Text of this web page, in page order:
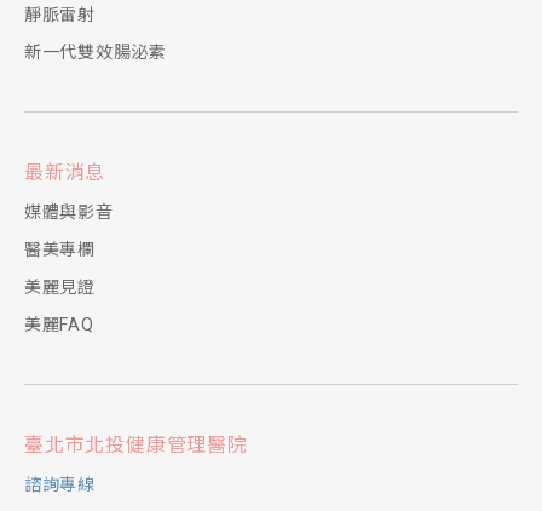
靜脈雷射
新一代雙效腸泌素
最新消息
媒體與影音
醫美專欄
美麗見證
美麗FAQ
臺北市北投健康管理醫院
諮詢專線